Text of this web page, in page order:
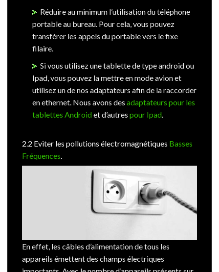
Réduire au minimum l’utilisation du téléphone
portable au bureau. Pour cela, vous pouvez
transférer les appels du portable vers le fixe
filaire.
Si vous utilisez une tablette de type android ou
Ipad, vous pouvez la mettre en mode avion et
utilisez un de nos adaptateurs afin de la raccorder
en ethernet. Nous avons des adaptateurs pour les
tablettes Androidet d’autres pour Ipad.
2.2 Eviter les pollutions électromagnétiques Basses
Fréquences.
En effet, les câbles d’alimentation de tous les
appareils émettent des champs électriques